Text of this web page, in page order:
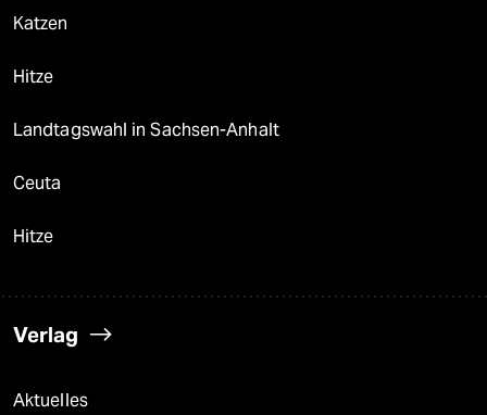
Katzen
Hitze
Landtagswahl in Sachsen-Anhalt
Ceuta
Hitze
Verlag
Aktuelles